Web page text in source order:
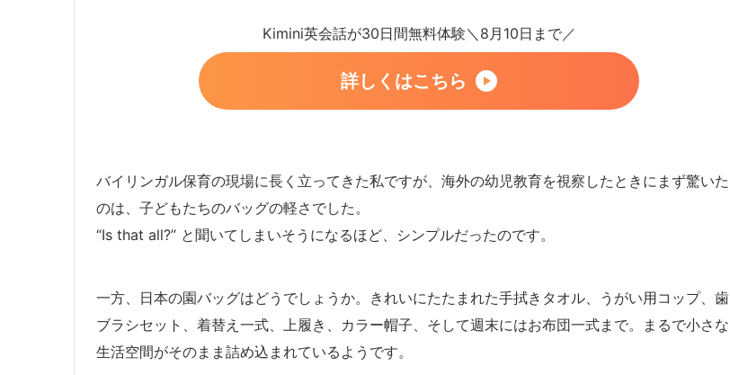
Kimini英会話が30日間無料体験＼8月10日まで／
詳しくはこちら
バイリンガル保育の現場に長く立ってきた私ですが、海外の幼児教育を視察したときにまず驚いた
のは、子どもたちのバッグの軽さでした。
“Is that all?” と聞いてしまいそうになるほど、シンプルだったのです。
一方、日本の園バッグはどうでしょうか。きれいにたたまれた手拭きタオル、うがい用コップ、歯
ブラシセット、着替え一式、上履き、カラー帽子、そして週末にはお布団一式まで。まるで小さな
生活空間がそのまま詰め込まれているようです。